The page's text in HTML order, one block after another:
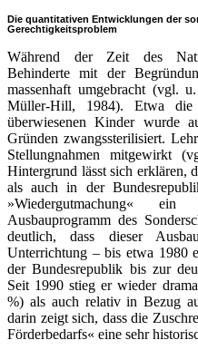
Die quantitativen Entwicklungen der
Gerechtigkeitsproblem
Während der Zeit des
Behinderte mit der
massenhaft umgebracht (vgl.
Müller-Hill, 1984). Etwa
überwiesenen Kinder wurde
Gründen zwangssterilisiert.
Stellungnahmen mitgewirkt
Hintergrund lässt sich erklären,
als auch in der
»Wiedergutmachung«
Ausbauprogramm des
deutlich, dass dieser
Unterrichtung – bis etwa 1980
der Bundesrepublik bis zur
Seit 1990 stieg er wieder
%) als auch relativ in Bezug
darin zeigt sich, dass die
Förderbedarfs« eine sehr